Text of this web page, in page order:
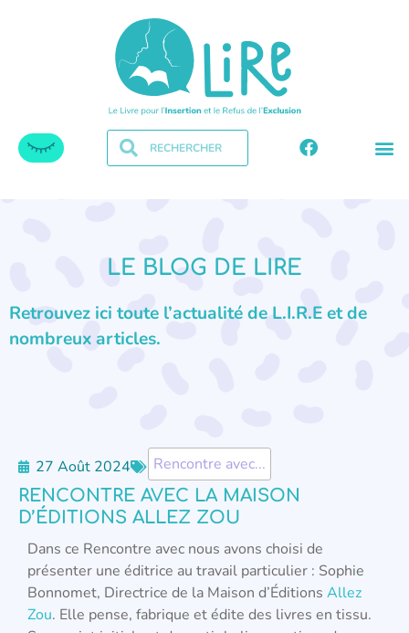
LE BLOG DE LIRE
Retrouvez ici toute l’actualité de L.I.R.E et de
nombreux articles.
27 Août 2024 Rencontre avec...
RENCONTRE AVEC LA MAISON
D’ÉDITIONS ALLEZ ZOU
Dans ce Rencontre avec nous avons choisi de
présenter une éditrice au travail particulier : Sophie
Bonnomet, Directrice de la Maison d’Éditions Allez
Zou. Elle pense, fabrique et édite des livres en tissu.